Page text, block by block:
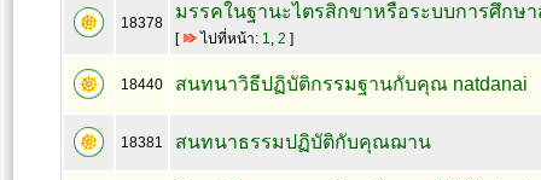
18378
มรรคในฐานะไตรสิกขาหรือระบบการศึกษ
[ ไปที่หน้า: 1, 2 ]
18440 สนทนาวิธีปฏิบัติกรรมฐานกับคุณ natdanai
18381 สนทนาธรรมปฏิบัติกับคุณฌาน